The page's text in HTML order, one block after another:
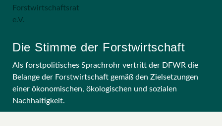
Die Stimme der Forstwirtschaft
Als forstpolitisches Sprachrohr vertritt der DFWR die
Belange der Forstwirtschaft gemäß den Zielsetzungen
einer ökonomischen, ökologischen und sozialen
Nachhaltigkeit.